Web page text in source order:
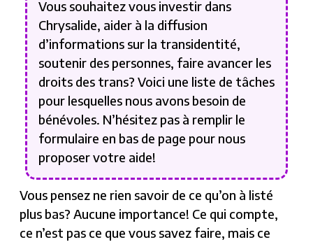
Vous souhaitez vous investir dans
Chrysalide, aider à la diffusion
d’informations sur la transidentité,
soutenir des personnes, faire avancer les
droits des trans? Voici une liste de tâches
pour lesquelles nous avons besoin de
bénévoles. N’hésitez pas à remplir le
formulaire en bas de page pour nous
proposer votre aide!
Vous pensez ne rien savoir de ce qu’on à listé
plus bas? Aucune importance! Ce qui compte,
ce n’est pas ce que vous savez faire, mais ce